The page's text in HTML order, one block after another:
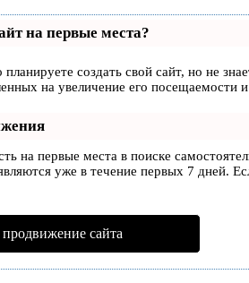
на первые места?
создать свой сайт, но не
на увеличение его посещаемости
на первые места в поиске
уже в течение первых 7 дней.
продвижение сайта